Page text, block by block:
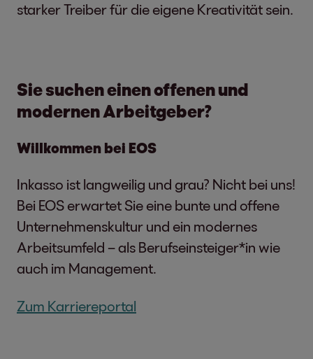
starker Treiber für die eigene Kreativität sein.
Sie suchen einen offenen und
modernen Arbeitgeber?
Willkommen bei EOS
Inkasso ist langweilig und grau? Nicht bei uns!
Bei EOS erwartet Sie eine bunte und offene
Unternehmenskultur und ein modernes
Arbeitsumfeld – als Berufseinsteiger*in wie
auch im Management.
Zum Karriereportal